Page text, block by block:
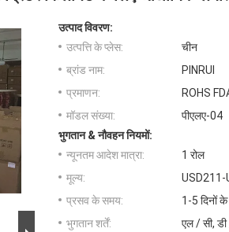
उत्पाद विवरण:
उत्पत्ति के प्लेस:
चीन
ब्रांड नाम:
PINRUI
प्रमाणन:
ROHS
मॉडल संख्या:
पीएलए-04
भुगतान & नौवहन नियमों:
न्यूनतम आदेश मात्रा:
1 रोल
मूल्य:
USD211-
प्रसव के समय:
1-5 दिनों
भुगतान शर्तें:
एल / सी, डी